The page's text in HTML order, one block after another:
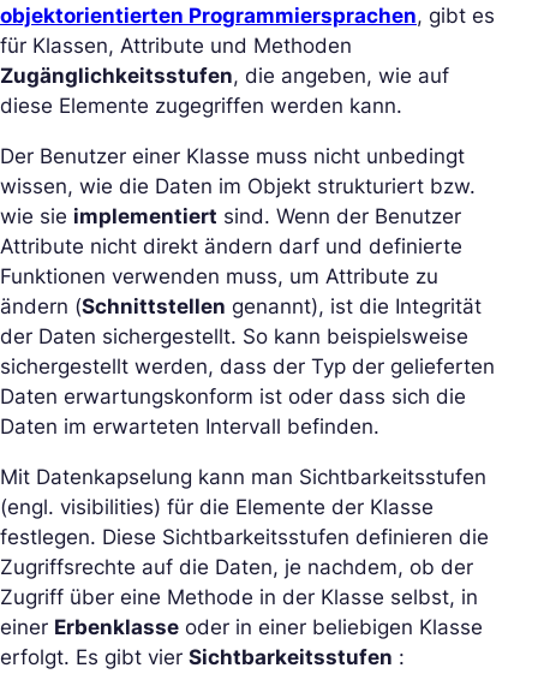
objektorientierten Programmiersprachen, gibt es
für Klassen, Attribute und Methoden
Zugänglichkeitsstufen, die angeben, wie auf
diese Elemente zugegriffen werden kann.
Der Benutzer einer Klasse muss nicht unbedingt
wissen, wie die Daten im Objekt strukturiert bzw.
wie sie implementiert sind. Wenn der Benutzer
Attribute nicht direkt ändern darf und definierte
Funktionen verwenden muss, um Attribute zu
ändern (Schnittstellen genannt), ist die Integrität
der Daten sichergestellt. So kann beispielsweise
sichergestellt werden, dass der Typ der gelieferten
Daten erwartungskonform ist oder dass sich die
Daten im erwarteten Intervall befinden.
Mit Datenkapselung kann man Sichtbarkeitsstufen
(engl. visibilities) für die Elemente der Klasse
festlegen. Diese Sichtbarkeitsstufen definieren die
Zugriffsrechte auf die Daten, je nachdem, ob der
Zugriff über eine Methode in der Klasse selbst, in
einer Erbenklasse oder in einer beliebigen Klasse
erfolgt. Es gibt vier Sichtbarkeitsstufen :